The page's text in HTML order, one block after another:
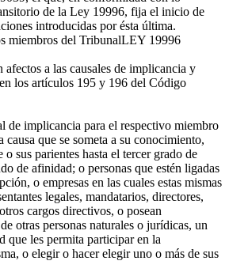
de la Ley 19996, fija el inicio de
introducidas por ésta última.
del TribunalLEY 19996
afectos a las causales de implicancia y
los artículos 195 y 196 del Código
de implicancia para el respectivo miembro
que se someta a su conocimiento,
o sus parientes hasta el tercer grado de
de afinidad; o personas que estén ligadas
o empresas en las cuales estas mismas
legales, mandatarios, directores,
cargos directivos, o posean
otras personas naturales o jurídicas, un
que les permita participar en la
o elegir o hacer elegir uno o más de sus